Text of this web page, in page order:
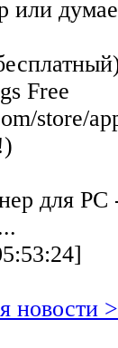
или
Free
store/
для
новости